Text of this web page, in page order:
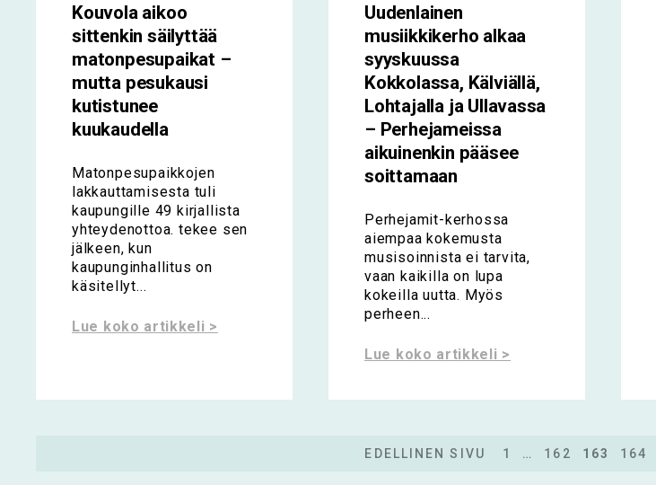
Kouvola aikoo
sittenkin säilyttää
matonpesupaikat –
mutta pesukausi
kutistunee
kuukaudella
Matonpesupaikkojen
lakkauttamisesta tuli
kaupungille 49 kirjallista
yhteydenottoa. tekee sen
jälkeen, kun
kaupunginhallitus on
käsitellyt...
Lue koko artikkeli >
Uudenlainen
musiikkikerho alkaa
syyskuussa
Kokkolassa, Kälviällä,
Lohtajalla ja Ullavassa
– Perhejameissa
aikuinenkin pääsee
soittamaan
Perhejamit-kerhossa
aiempaa kokemusta
musisoinnista ei tarvita,
vaan kaikilla on lupa
kokeilla uutta. Myös
perheen...
Lue koko artikkeli >
EDELLINEN SIVU 1 … 162 163 164